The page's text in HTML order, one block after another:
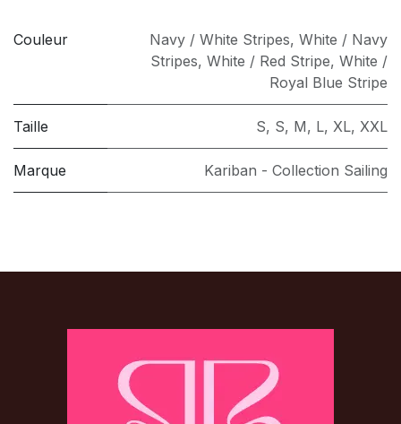
Couleur Navy / White Stripes, White / Navy
Stripes, White / Red Stripe, White /
Royal Blue Stripe
Taille S, S, M, L, XL, XXL
Marque Kariban - Collection Sailing